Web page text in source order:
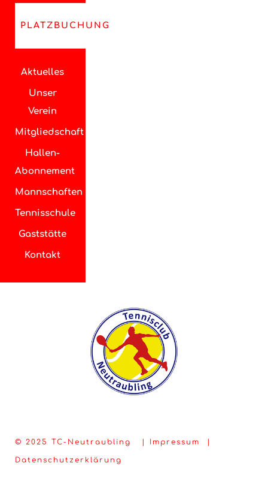
PLATZBUCHUNG
Aktuelles
Unser
Verein
Mitgliedschaft
Hallen-
Abonnement
Mannschaften
Tennisschule
Gaststätte
Kontakt
© 2025 TC-Neutraubling | Impressum
Datenschutzerklärung